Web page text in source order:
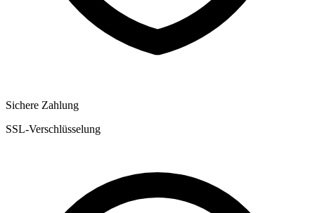
Sichere Zahlung
SSL-Verschlüsselung